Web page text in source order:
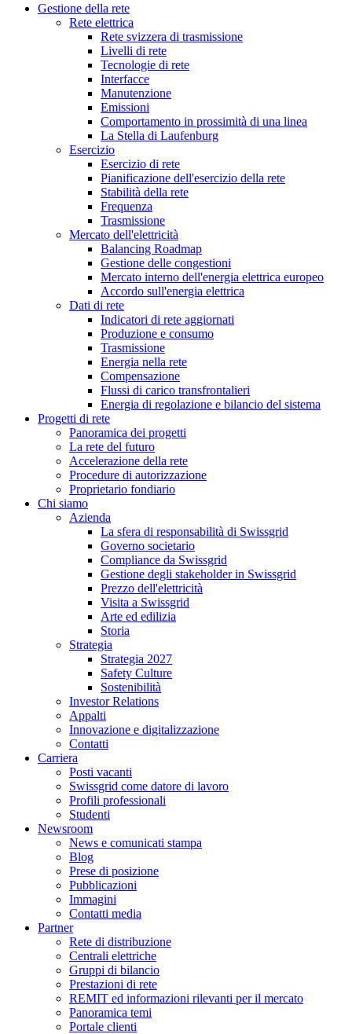
Gestione della rete
Rete elettrica
Rete svizzera di trasmissione
Livelli di rete
Tecnologie di rete
Interfacce
Manutenzione
Emissioni
Comportamento in prossimità di una linea
La Stella di Laufenburg
Esercizio
Esercizio di rete
Pianificazione dell'esercizio della rete
Stabilità della rete
Frequenza
Trasmissione
Mercato dell'elettricità
Balancing Roadmap
Gestione delle congestioni
Mercato interno dell'energia elettrica europeo
Accordo sull'energia elettrica
Dati di rete
Indicatori di rete aggiornati
Produzione e consumo
Trasmissione
Energia nella rete
Compensazione
Flussi di carico transfrontalieri
Energia di regolazione e bilancio del sistema
Progetti di rete
Panoramica dei progetti
La rete del futuro
Accelerazione della rete
Procedure di autorizzazione
Proprietario fondiario
Chi siamo
Azienda
La sfera di responsabilità di Swissgrid
Governo societario
Compliance da Swissgrid
Gestione degli stakeholder in Swissgrid
Prezzo dell'elettricità
Visita a Swissgrid
Arte ed edilizia
Storia
Strategia
Strategia 2027
Safety Culture
Sostenibilità
Investor Relations
Appalti
Innovazione e digitalizzazione
Contatti
Carriera
Posti vacanti
Swissgrid come datore di lavoro
Profili professionali
Studenti
Newsroom
News e comunicati stampa
Blog
Prese di posizione
Pubblicazioni
Immagini
Contatti media
Partner
Rete di distribuzione
Centrali elettriche
Gruppi di bilancio
Prestazioni di rete
REMIT ed informazioni rilevanti per il mercato
Panoramica temi
Portale clienti